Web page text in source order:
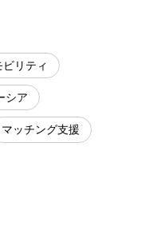
ビリティ
シア
マッチング支援